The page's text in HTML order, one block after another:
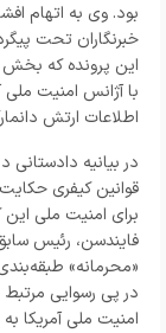
بود. وی به اتهام
خبرنگاران تحت
این پرونده که بخش
با آژانس امنیت ملی
اطلاعات ارتش
در بیانیه
قوانین کیفری
برای امنیت ملی
فایندسن، رئیس
«محرمانه»
در پی رسوایی
امنیت ملی آمریکا